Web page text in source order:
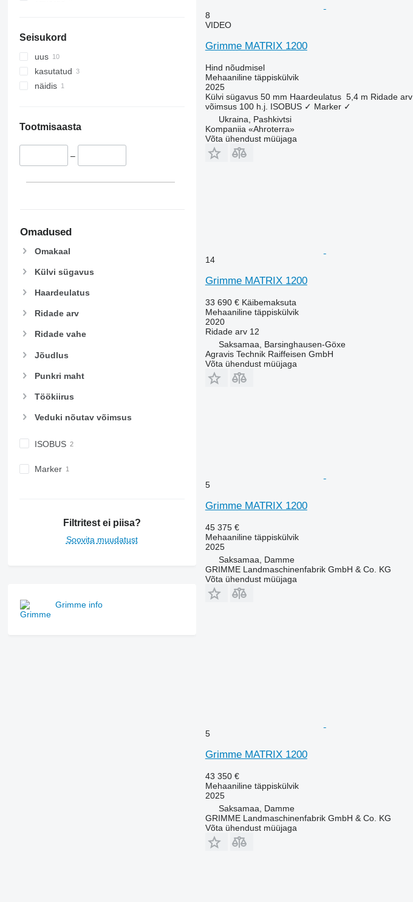
Seisukord
uus
kasutatud
näidis
Tootmisaasta
–
Omadused
Omakaal
Külvi sügavus
Haardeulatus
Ridade arv
Ridade vahe
Jõudlus
Punkri maht
Töökiirus
Veduki nõutav võimsus
ISOBUS
Marker
Filtritest ei piisa?
Soovita muudatust
Grimme info
8
VIDEO
Grimme MATRIX 1200
Hind nõudmisel
Mehaaniline täppiskülvik
2025
Külvi sügavus 50 mm Haardeulatus 5,4 m Ridade arv
võimsus 100 h.j. ISOBUS ✓ Marker ✓
Ukraina, Pashkivtsi
Kompaniia «Ahroterra»
Võta ühendust müüjaga
14
Grimme MATRIX 1200
33 690 € Käibemaksuta
Mehaaniline täppiskülvik
2020
Ridade arv 12
Saksamaa, Barsinghausen-Göxe
Agravis Technik Raiffeisen GmbH
Võta ühendust müüjaga
5
Grimme MATRIX 1200
45 375 €
Mehaaniline täppiskülvik
2025
Saksamaa, Damme
GRIMME Landmaschinenfabrik GmbH & Co. KG
Võta ühendust müüjaga
5
Grimme MATRIX 1200
43 350 €
Mehaaniline täppiskülvik
2025
Saksamaa, Damme
GRIMME Landmaschinenfabrik GmbH & Co. KG
Võta ühendust müüjaga